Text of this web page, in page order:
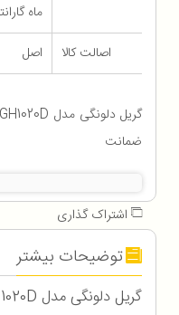
ماه
اصالت کالا
اصل
ضمانت
اشتراک گذاری
توضیحات بیشتر
گریل دلونگی مدل CGH1020D